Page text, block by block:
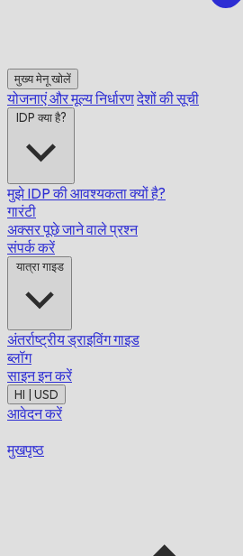
मुख्य मेनू खोलें
योजनाएं और मूल्य निर्धारणदेशों की सूची
IDP क्या है?
मुझे IDP की आवश्यकता क्यों है?
गारंटी
अक्सर पूछे जाने वाले प्रश्न
संपर्क करें
यात्रा गाइड
अंतर्राष्ट्रीय ड्राइविंग गाइड
ब्लॉग
साइन इन करें
HI | USD
आवेदन करें
मुखपृष्ठ